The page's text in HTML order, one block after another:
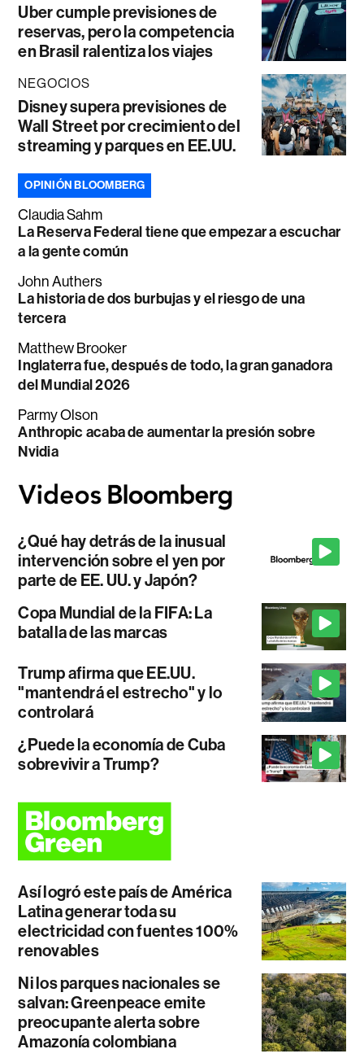
Uber cumple previsiones de
reservas, pero la competencia
en Brasil ralentiza los viajes
NEGOCIOS
Disney supera previsiones de
Wall Street por crecimiento del
streaming y parques en EE.UU.
OPINIÓN BLOOMBERG
Claudia Sahm
La Reserva Federal tiene que empezar a escuchar
a la gente común
John Authers
La historia de dos burbujas y el riesgo de una
tercera
Matthew Brooker
Inglaterra fue, después de todo, la gran ganadora
del Mundial 2026
Parmy Olson
Anthropic acaba de aumentar la presión sobre
Nvidia
¿Qué hay detrás de la inusual
intervención sobre el yen por
parte de EE. UU. y Japón?
Copa Mundial de la FIFA: La
batalla de las marcas
Trump afirma que EE.UU.
"mantendrá el estrecho" y lo
controlará
¿Puede la economía de Cuba
sobrevivir a Trump?
Así logró este país de América
Latina generar toda su
electricidad con fuentes 100%
renovables
Ni los parques nacionales se
salvan: Greenpeace emite
preocupante alerta sobre
Amazonía colombiana